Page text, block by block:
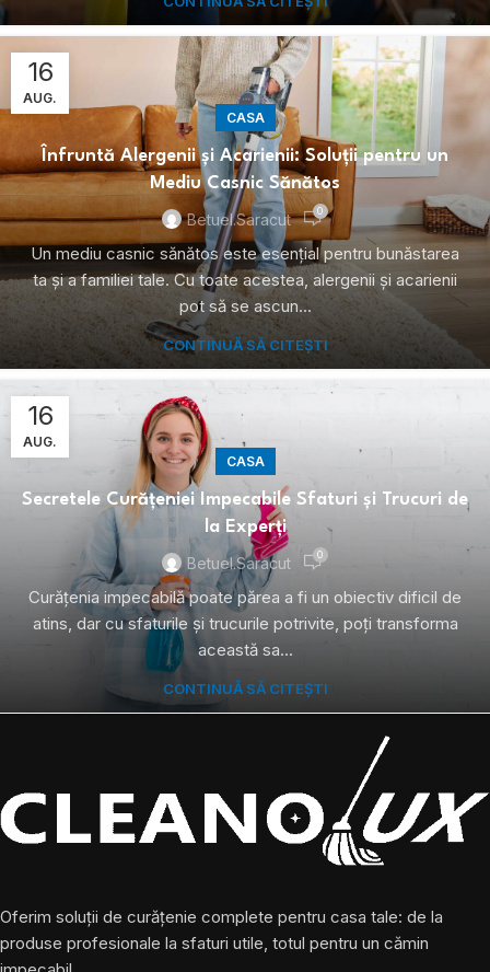
16
AUG.
CASA
Înfruntă Alergenii și Acarienii: Soluții pentru un
Mediu Casnic Sănătos
Betuel.saracut
0
Un mediu casnic sănătos este esențial pentru bunăstarea
ta și a familiei tale. Cu toate acestea, alergenii și acarienii
pot să se ascun...
CONTINUĂ SĂ CITEȘTI
16
AUG.
CASA
Secretele Curățeniei Impecabile Sfaturi și Trucuri de
la Experți
Betuel.saracut
0
Curățenia impecabilă poate părea a fi un obiectiv dificil de
atins, dar cu sfaturile și trucurile potrivite, poți transforma
această sa...
CONTINUĂ SĂ CITEȘTI
Oferim soluții de curățenie complete pentru casa tale: de la
produse profesionale la sfaturi utile, totul pentru un cămin